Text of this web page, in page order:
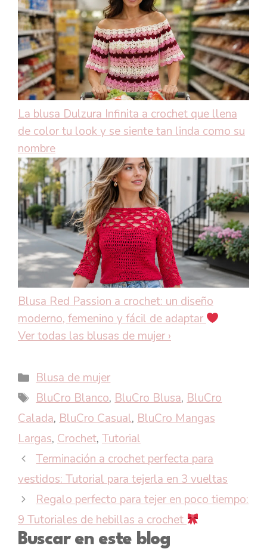
La blusa Dulzura Infinita a crochet que llena
de color tu look y se siente tan linda como su
nombre
Blusa Red Passion a crochet: un diseño
moderno, femenino y fácil de adaptar
Ver todas las blusas de mujer›
Categorías
Blusa de mujer
Etiquetas
BluCro Blanco,BluCro Blusa,BluCro
Calada, BluCro Casual, BluCro Mangas
Largas, Crochet, Tutorial
Terminación a crochet perfecta para
vestidos: Tutorial para tejerla en 3 vueltas
Regalo perfecto para tejer en poco tiempo:
9 Tutoriales de hebillas a crochet
Buscar en este blog